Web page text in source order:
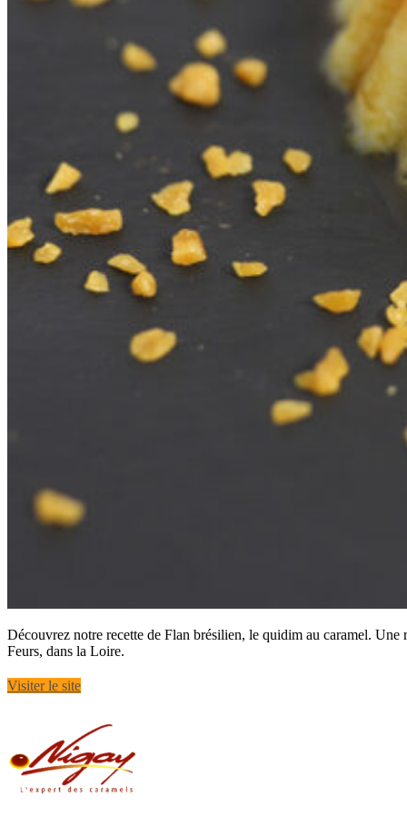
Découvrez notre recette de Flan brésilien, le quidim au caramel.
Feurs, dans la Loire.
Visiter le site